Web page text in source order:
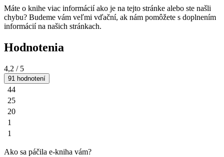
Máte o knihe viac informácií ako je na tejto stránke alebo ste našli
chybu? Budeme vám veľmi vďační, ak nám pomôžete s doplnením
informácií na našich stránkach.
Hodnotenia
4,2 / 5
91 hodnotení
44
25
20
1
1
Ako sa páčila e-kniha vám?